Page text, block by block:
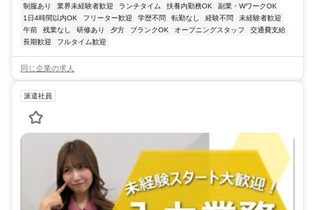
制服あり 業界未経験者歓迎 ランチタイム 扶養内勤務OK
副業・WワークOK
1日4時間以内OK
フリーター歓迎 学歴不問 転勤なし 経験不問
未経験者歓迎
午前
残業なし 研修あり 夕方 ブランクOK オープニングスタッフ
交通費支給
長期歓迎
フルタイム歓迎
同じ企業の求人
派遣社員